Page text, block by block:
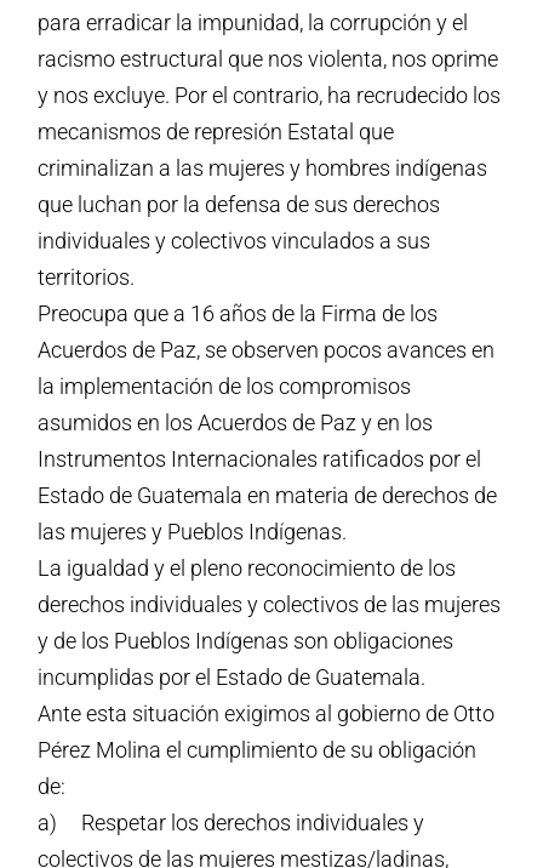
para erradicar la impunidad, la corrupción y el
racismo estructural que nos violenta, nos oprime
y nos excluye. Por el contrario, ha recrudecido los
mecanismos de represión Estatal que
criminalizan a las mujeres y hombres indígenas
que luchan por la defensa de sus derechos
individuales y colectivos vinculados a sus
territorios.
Preocupa que a 16 años de la Firma de los
Acuerdos de Paz, se observen pocos avances en
la implementación de los compromisos
asumidos en los Acuerdos de Paz y en los
Instrumentos Internacionales ratificados por el
Estado de Guatemala en materia de derechos de
las mujeres y Pueblos Indígenas.
La igualdad y el pleno reconocimiento de los
derechos individuales y colectivos de las mujeres
y de los Pueblos Indígenas son obligaciones
incumplidas por el Estado de Guatemala.
Ante esta situación exigimos al gobierno de Otto
Pérez Molina el cumplimiento de su obligación
de:
a) Respetar los derechos individuales y
colectivos de las mujeres mestizas/ladinas,